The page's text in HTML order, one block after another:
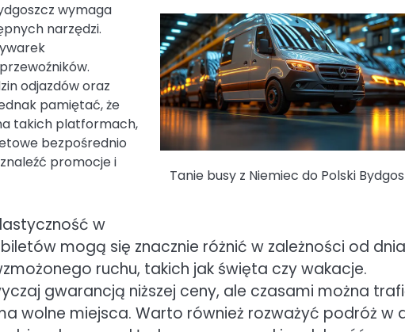
Tanie busy z Niemiec do Polski
wymaga
narzędzi.
odjazdów oraz
pamiętać, że
takich platformach,
bezpośrednio
promocje i
w
mogą się znacznie różnić w zależności od dnia
ruchu, takich jak święta czy wakacje.
gwarancją niższej ceny, ale czasami można
wolne miejsca. Warto również rozważyć podróż w